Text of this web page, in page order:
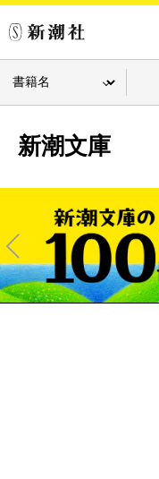
新潮文庫
Pre
v